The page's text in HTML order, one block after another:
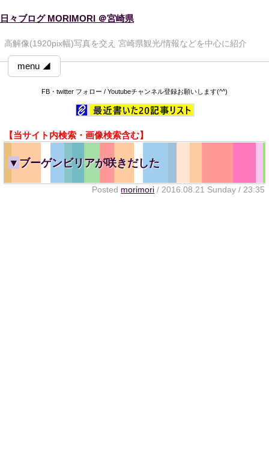
日々ブログ MORIMORI ＠宮崎県
高解像(1920pix幅)写真を交え 宮崎県観光/情報などを中心に紹介
menu ◢
FB・twitter フォロー / Youtubeチャンネル登録お願いします(^^)
【当サイト内検索・画像検索含む】
▼ブーゲンビリアが咲きだした
Posted morimori / 2016.08.21 Sunday / 23:35